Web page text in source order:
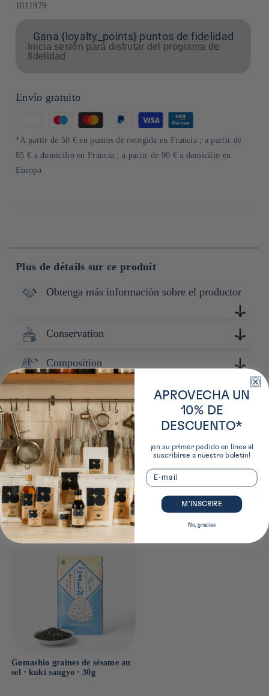
SKU:
1011879
Gana {loyalty_points} puntos de fidelidad
Inicia sesión para disfrutar del programa de
fidelidad
Envío gratuito
de
pago
*A partir de 50 € en puntos de recogida en Francia ; a partir de
85 € a domicilio en Francia ; a partir de 90 € a domicilio en
Europa
Plus de détails sur ce produit
Obtenga más información sobre el productor
Située dans la préfécture de Mie, Kuki Sangyo est spécialisé
dans la production de produit à base de sésame depuis 1899.
japonais.
Conservation
Conserver à l'abri de la lumière, de la chaleur et de
l'humidité.
Composition
SésamePréfecture d'origine de la marque
Mie
Dimensions produit
2cm x 11cm x 19cm
Productos vistos recientemente
Gomashio graines de sésame au
sel ⋅ kuki sangyo ⋅ 30g
APROVECHA UN
10% DE
DESCUENTO*
¡en su primer pedido en línea al
suscribirse a nuestro boletín!
Email
M’INSCRIRE
No, gracias